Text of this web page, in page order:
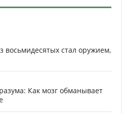
стал оружием,
Как мозг обманывает